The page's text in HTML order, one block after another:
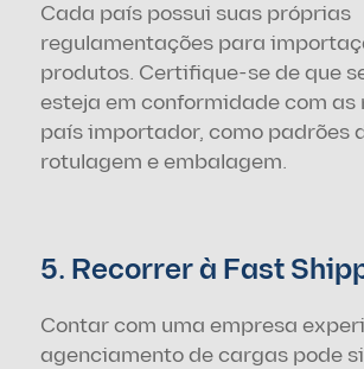
Cada país possui suas próprias
regulamentações para
produtos. Certifique-se de que
esteja em conformidade com as
país importador, como padrões
rotulagem e embalagem.
5. Recorrer à Fast
Contar com uma empresa
agenciamento de cargas pode